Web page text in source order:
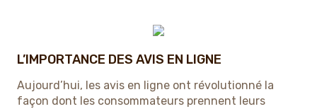
L’IMPORTANCE DES AVIS EN LIGNE
Aujourd’hui, les avis en ligne ont révolutionné la
façon dont les consommateurs prennent leurs